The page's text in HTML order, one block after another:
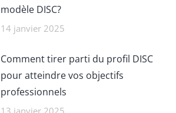
modèle DISC?
14 janvier 2025
Comment tirer parti du profil DISC
pour atteindre vos objectifs
professionnels
13 janvier 2025